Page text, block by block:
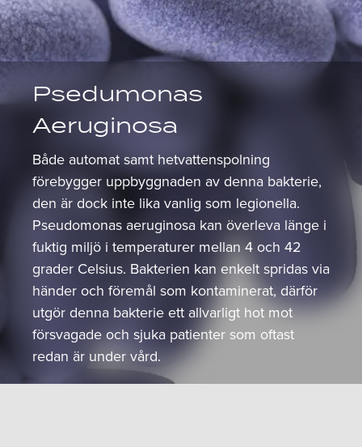
Psedumonas
Aeruginosa
Både automat samt hetvattenspolning
förebygger uppbyggnaden av denna bakterie,
den är dock inte lika vanlig som legionella.
Pseudomonas aeruginosa kan överleva länge i
fuktig miljö i temperaturer mellan 4 och 42
grader Celsius. Bakterien kan enkelt spridas via
händer och föremål som kontaminerat, därför
utgör denna bakterie ett allvarligt hot mot
försvagade och sjuka patienter som oftast
redan är under vård.